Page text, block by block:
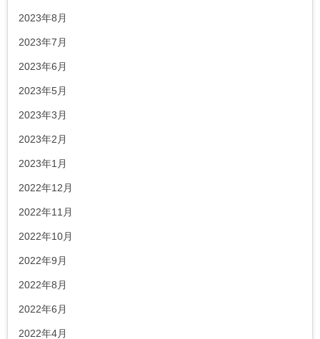
2023年8月
2023年7月
2023年6月
2023年5月
2023年3月
2023年2月
2023年1月
2022年12月
2022年11月
2022年10月
2022年9月
2022年8月
2022年6月
2022年4月